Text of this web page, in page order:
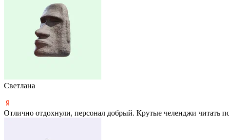
Светлана
Отлично отдохнули, персонал добрый. Крутые челенджи читать